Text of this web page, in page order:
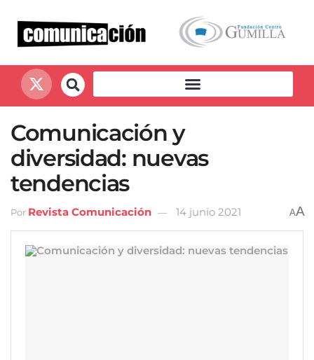
Comunicación y
diversidad: nuevas
tendencias
Por Revista Comunicación 14 junio 2021 AA